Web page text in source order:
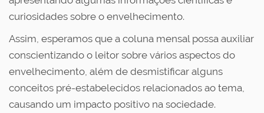
curiosidades sobre o envelhecimento.
Assim, esperamos que a coluna mensal possa auxiliar
conscientizando o leitor sobre vários aspectos do
envelhecimento, além de desmistificar alguns
conceitos pré-estabelecidos relacionados ao tema,
causando um impacto positivo na sociedade.